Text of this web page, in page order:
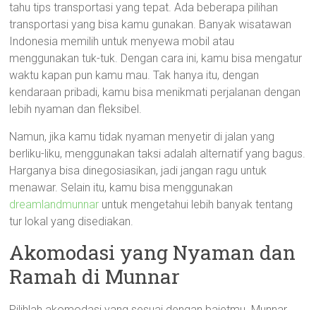
tahu tips transportasi yang tepat. Ada beberapa pilihan
transportasi yang bisa kamu gunakan. Banyak wisatawan
Indonesia memilih untuk menyewa mobil atau
menggunakan tuk-tuk. Dengan cara ini, kamu bisa mengatur
waktu kapan pun kamu mau. Tak hanya itu, dengan
kendaraan pribadi, kamu bisa menikmati perjalanan dengan
lebih nyaman dan fleksibel.
Namun, jika kamu tidak nyaman menyetir di jalan yang
berliku-liku, menggunakan taksi adalah alternatif yang bagus.
Harganya bisa dinegosiasikan, jadi jangan ragu untuk
menawar. Selain itu, kamu bisa menggunakan
dreamlandmunnar untuk mengetahui lebih banyak tentang
tur lokal yang disediakan.
Akomodasi yang Nyaman dan
Ramah di Munnar